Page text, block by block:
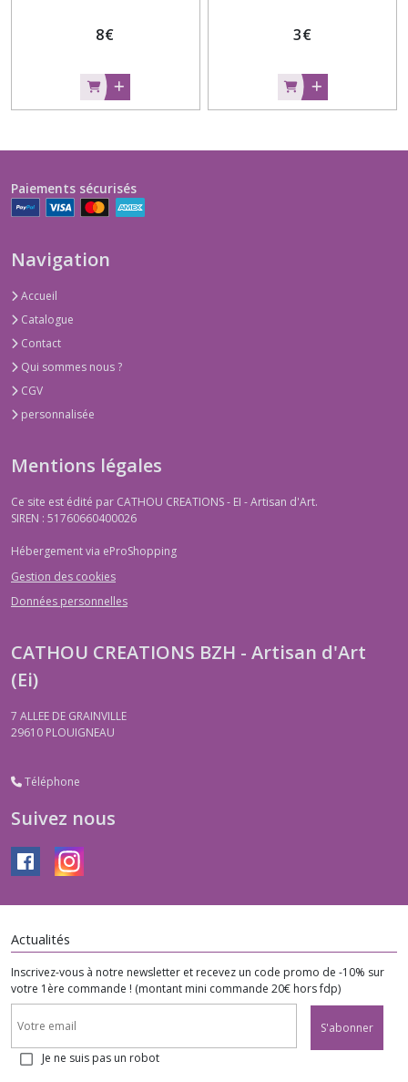
8€ 3€
Paiements sécurisés
Navigation
Accueil
Catalogue
Contact
Qui sommes nous ?
CGV
personnalisée
Mentions légales
Ce site est édité par CATHOU CREATIONS - EI - Artisan d'Art.
SIREN : 51760660400026
Hébergement via eProShopping
Gestion des cookies
Données personnelles
CATHOU CREATIONS BZH - Artisan d'Art
(Ei)
7 ALLEE DE GRAINVILLE
29610 PLOUIGNEAU
Téléphone
Suivez nous
Actualités
Inscrivez-vous à notre newsletter et recevez un code promo de -10% sur
votre 1ère commande ! (montant mini commande 20€ hors fdp)
S'abonner
Je ne suis pas un robot